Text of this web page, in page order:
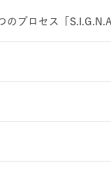
プロセス「